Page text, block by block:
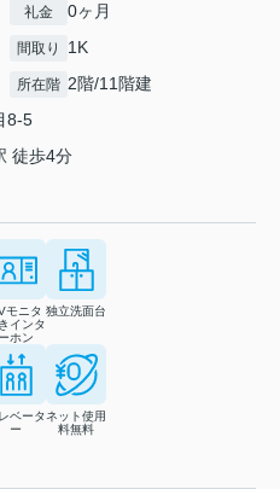
礼金 0ヶ月
間取り 1K
所在階 2階/11階建
8-5
徒歩4分
モニタ
インタ
ーホン
独立洗面台
ベータ
ー
ネット使用
料無料